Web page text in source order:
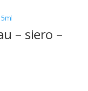
– siero –